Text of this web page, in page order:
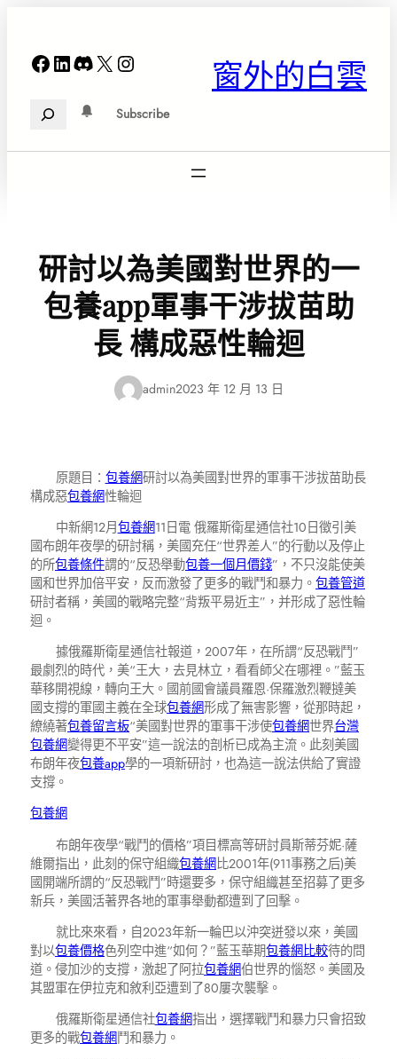
Facebook
LinkedIn
Discord
X Instagram 窗外的白雲
Search Subscribe
研討以為美國對世界的一
包養app軍事干涉拔苗助
長 構成惡性輪迴
admin2023 年 12 月 13 日
原題目： 包養網研討以為美國對世界的軍事干涉拔苗助長
構成惡包養網性輪迴
中新網12月包養網11日電 俄羅斯衛星通信社10日徵引美
國布朗年夜學的研討稱，美國充任“世界差人”的行動以及停止
的所包養條件謂的“反恐舉動包養一個月價錢”，不只沒能使美
國和世界加倍平安，反而激發了更多的戰鬥和暴力。 包養管道
研討者稱，美國的戰略完整“背叛平易近主”，并形成了惡性輪
迴。
據俄羅斯衛星通信社報道，2007年，在所謂“反恐戰鬥”
最劇烈的時代，美“王大，去見林立，看看師父在哪裡。”藍玉
華移開視線，轉向王大。國前國會議員羅恩·保羅激烈鞭撻美
國支撐的軍國主義在全球包養網形成了無害影響，從那時起，
繚繞著包養留言板“美國對世界的軍事干涉使包養網世界台灣
包養網變得更不平安”這一說法的剖析已成為主流。此刻美國
布朗年夜包養app學的一項新研討，也為這一說法供給了實證
支撐。
包養網
布朗年夜學“戰鬥的價格”項目標高等研討員斯蒂芬妮·薩
維爾指出，此刻的保守組織包養網比2001年(911事務之后)美
國開端所謂的“反恐戰鬥”時還要多，保守組織甚至招募了更多
新兵，美國活著界各地的軍事舉動都遭到了回擊。
就比來來看，自2023年新一輪巴以沖突迸發以來，美國
對以包養價格色列空中進“如何？”藍玉華期包養網比較待的問
道。侵加沙的支撐，激起了阿拉包養網伯世界的惱怒。美國及
其盟軍在伊拉克和敘利亞遭到了80屢次襲擊。
俄羅斯衛星通信社包養網指出，選擇戰鬥和暴力只會招致
更多的戰包養網 鬥和暴力。